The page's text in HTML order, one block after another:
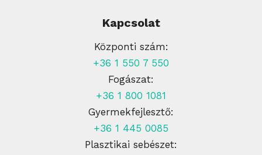
Kapcsolat
Központi szám:
+36 1 550 7 550
Fogászat:
+36 1 800 1081
Gyermekfejlesztő:
+36 1 445 0085
Plasztikai sebészet: